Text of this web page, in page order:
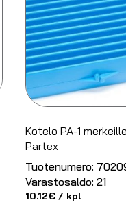
Kotelo PA-1 merkeille
Partex
Tuotenumero:
Varastosaldo: 21
10.12€/ kpl